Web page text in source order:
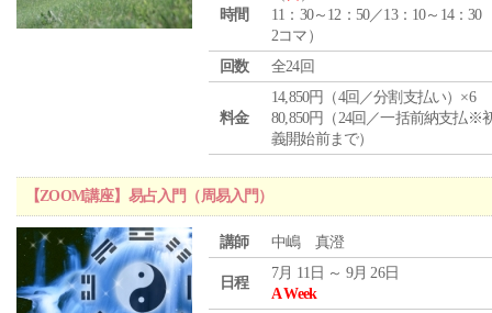
時間
11：30～12：50／13：10～14：30
2コマ）
回数
全24回
料金
14,850円（4回／分割支払い）×6
80,850円（24回／一括前納支払※
義開始前まで）
【ZOOM講座】易占入門（周易入門）
講師 中嶋 真澄
日程
7月 11日 ～ 9月 26日
A Week